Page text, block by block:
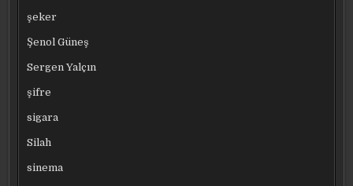
şeker
Şenol Güneş
Sergen Yalçın
şifre
sigara
Silah
sinema